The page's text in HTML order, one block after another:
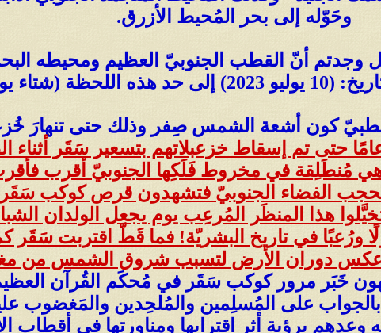
وحَوّله إلى بحر المُحيط الأزرق.
وجدتم أنّ القطب الجنوبيّ العظيم ومحيطه
يونيو 2026)؟!
كون أشعة الشمس صِفر وذلك حتى تنهارَ
جادلتهم على مدار 21 عامًا حتى تم إسقاط خزعبلاتهم
وهي مُنطَلِقة في مخروط فَلَكِها الجنوبيّ أقرب
180 درجة قوسيّة تحجب الفضاء الجنوبيّ فتشهدون
هذا المنظَر المُرعِب يوم يجعل الولدان
ورُعبًا في تاريخ البشريّة! فما قَطّ اقتربت سَقَر
عكس دوران الأرض لتسبب شروق الشمس من
خَبَر مرور كوكب سَقَر في مُحكَم القُرآن العظيم
بالجواب على المُسلِمين والمُلحِدين والمَغضوب
وعدهم برؤية أثر اقترابها ومناورتها في أقطاب